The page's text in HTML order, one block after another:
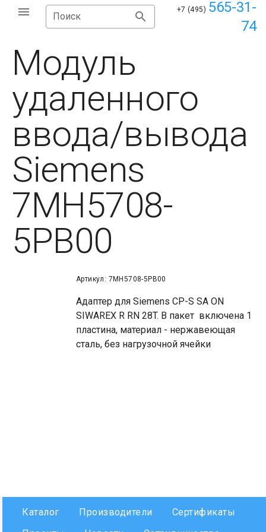
Поиск
+7 (495) 565-31-
74
Модуль
удаленного
ввода/вывода
Siemens
7MH5708-
5PB00
Артикул: 7MH5708-5PB00
Адаптер для Siemens CP-S SA ON
SIWAREX R RN 28T. В пакет включена 1
пластина, материал - нержавеющая
сталь, без нагрузочной ячейки
Каталог Производители
Сертификаты